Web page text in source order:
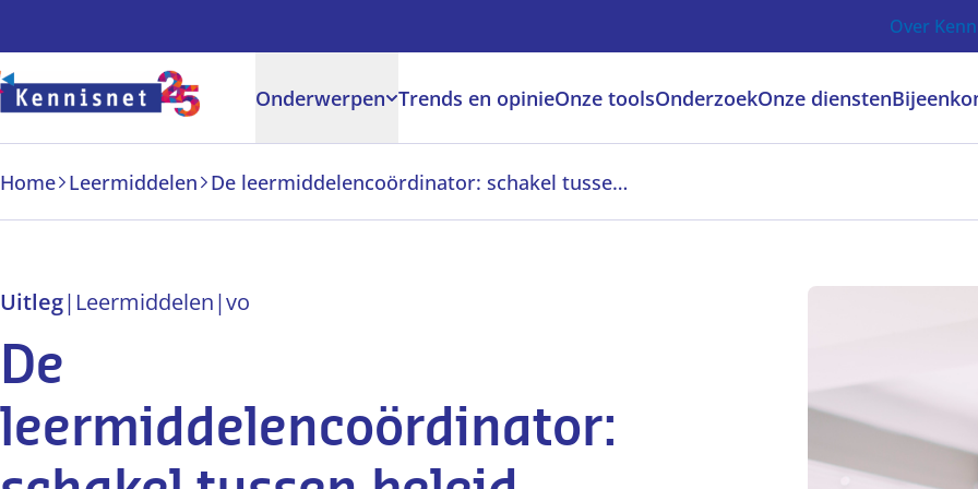
Over
Onderwerpen Trends en opinieOnze toolsOnderzoekOnze diensten
Home Leermiddelen De leermiddelencoördinator: schakel tussen beleid, contracten en uitvoering
Uitleg| Leermiddelen|vo
De
leermiddelencoördinator: